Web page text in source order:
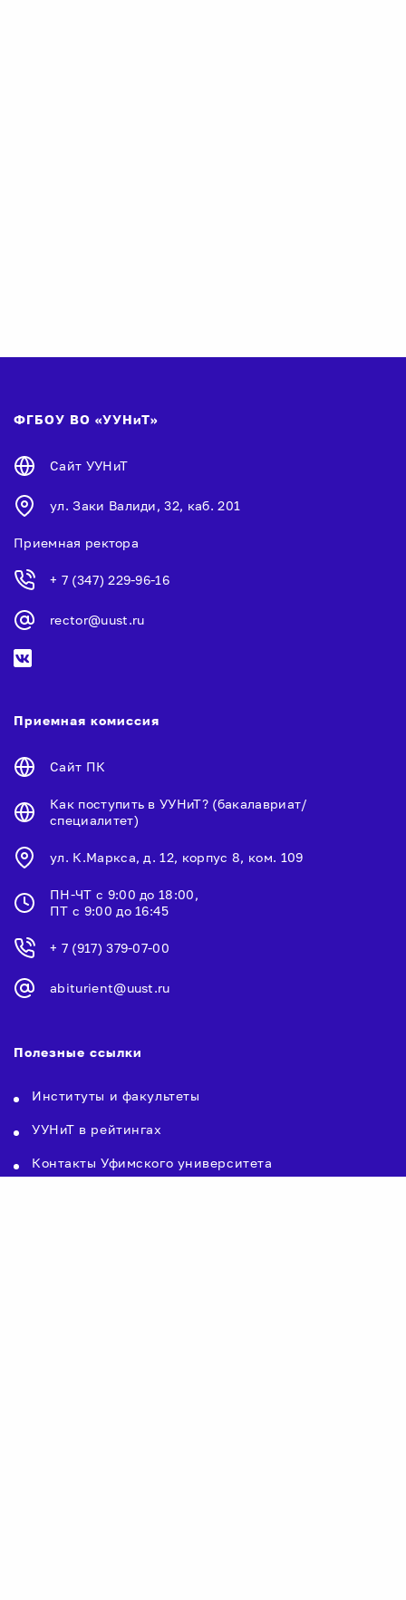
ФГБОУ ВО «УУНиТ»
Сайт УУНиТ
ул. Заки Валиди, 32, каб. 201
Приемная ректора
+ 7 (347) 229-96-16
rector@uust.ru
Приемная комиссия
Сайт ПК
Как поступить в УУНиТ? (бакалавриат/
специалитет)
ул. К.Маркса, д. 12, корпус 8, ком. 109
ПН-ЧТ с 9:00 до 18:00,
ПТ с 9:00 до 16:45
+ 7 (917) 379-07-00
abiturient@uust.ru
Полезные ссылки
Институты и факультеты
УУНиТ в рейтингах
Контакты Уфимского университета